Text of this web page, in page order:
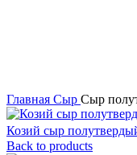
Главная Сыр Сыр
Козий сыр
Back to products